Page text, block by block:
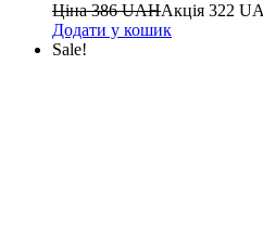
Ціна386UAHАкція 322
Додати у кошик
Sale!